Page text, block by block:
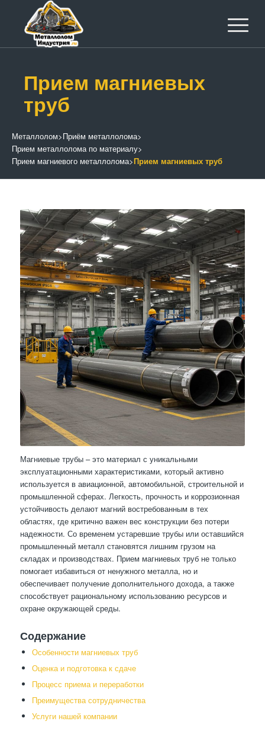
Прием магниевых
труб
Металлолом>Приём металлолома>
Прием металлолома по материалу>
Прием магниевого металлолома>Прием магниевых труб
Магниевые трубы – это материал с уникальными
эксплуатационными характеристиками, который активно
используется в авиационной, автомобильной, строительной и
промышленной сферах. Легкость, прочность и коррозионная
устойчивость делают магний востребованным в тех
областях, где критично важен вес конструкции без потери
надежности. Со временем устаревшие трубы или оставшийся
промышленный металл становятся лишним грузом на
складах и производствах. Прием магниевых труб не только
помогает избавиться от ненужного металла, но и
обеспечивает получение дополнительного дохода, а также
способствует рациональному использованию ресурсов и
охране окружающей среды.
Содержание
Особенности магниевых труб
Оценка и подготовка к сдаче
Процесс приема и переработки
Преимущества сотрудничества
Услуги нашей компании